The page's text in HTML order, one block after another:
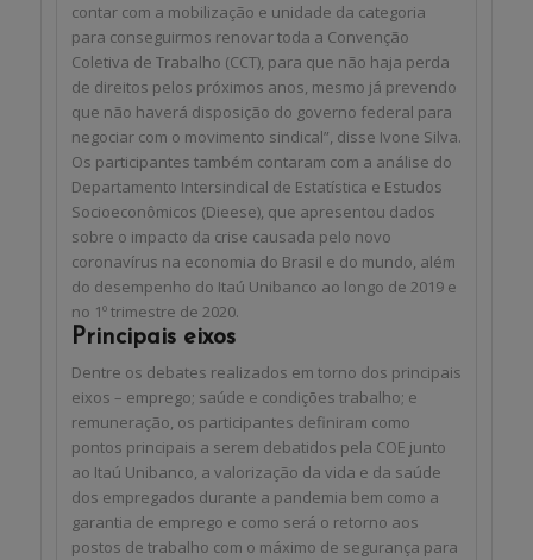
contar com a mobilização e unidade da categoria
para conseguirmos renovar toda a Convenção
Coletiva de Trabalho (CCT), para que não haja perda
de direitos pelos próximos anos, mesmo já prevendo
que não haverá disposição do governo federal para
negociar com o movimento sindical”, disse Ivone Silva.
Os participantes também contaram com a análise do
Departamento Intersindical de Estatística e Estudos
Socioeconômicos (Dieese), que apresentou dados
sobre o impacto da crise causada pelo novo
coronavírus na economia do Brasil e do mundo, além
do desempenho do Itaú Unibanco ao longo de 2019 e
no 1º trimestre de 2020.
Principais eixos
Dentre os debates realizados em torno dos principais
eixos – emprego; saúde e condições trabalho; e
remuneração, os participantes definiram como
pontos principais a serem debatidos pela COE junto
ao Itaú Unibanco, a valorização da vida e da saúde
dos empregados durante a pandemia bem como a
garantia de emprego e como será o retorno aos
postos de trabalho com o máximo de segurança para